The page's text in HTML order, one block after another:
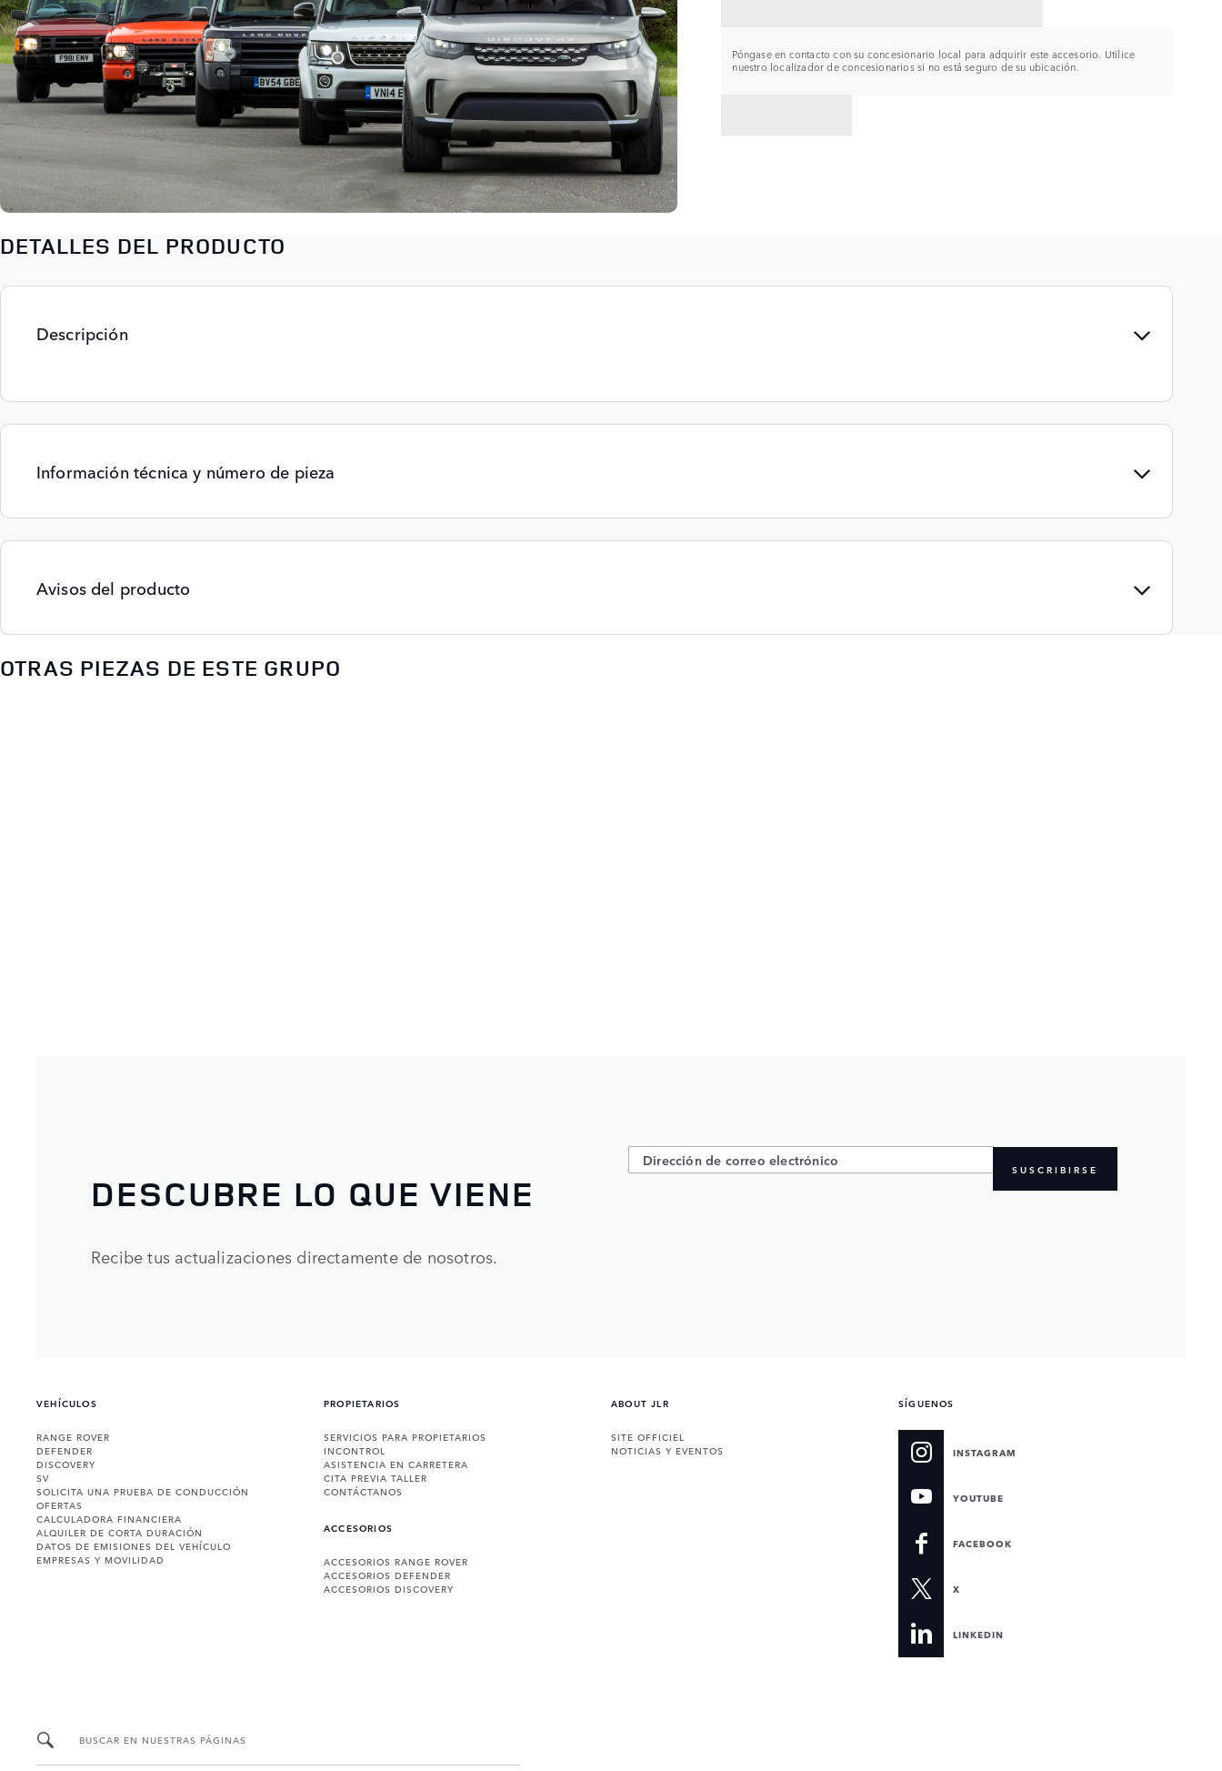
Póngase en contacto con su concesionario local para adquirir este accesorio. Utilice
nuestro localizador de concesionarios si no está seguro de su ubicación.
DETALLES DEL PRODUCTO
Descripción
Información técnica y número de pieza
Avisos del producto
OTRAS PIEZAS DE ESTE GRUPO
DESCUBRE LO QUE VIENE
Recibe tus actualizaciones directamente de nosotros.
SUSCRIBIRSE
VEHÍCULOS
RANGE ROVER
DEFENDER
DISCOVERY
SV
SOLICITA UNA PRUEBA DE CONDUCCIÓN
OFERTAS
CALCULADORA FINANCIERA
ALQUILER DE CORTA DURACIÓN
DATOS DE EMISIONES DEL VEHÍCULO
EMPRESAS Y MOVILIDAD
PROPIETARIOS
SERVICIOS PARA PROPIETARIOS
INCONTROL
ASISTENCIA EN CARRETERA
CITA PREVIA TALLER
CONTÁCTANOS
ACCESORIOS
ACCESORIOS RANGE ROVER
ACCESORIOS DEFENDER
ACCESORIOS DISCOVERY
ABOUT JLR
SITE OFFICIEL
NOTICIAS Y EVENTOS
SÍGUENOS
INSTAGRAM
YOUTUBE
FACEBOOK
X
LINKEDIN
BUSCAR EN NUESTRAS PÁGINAS